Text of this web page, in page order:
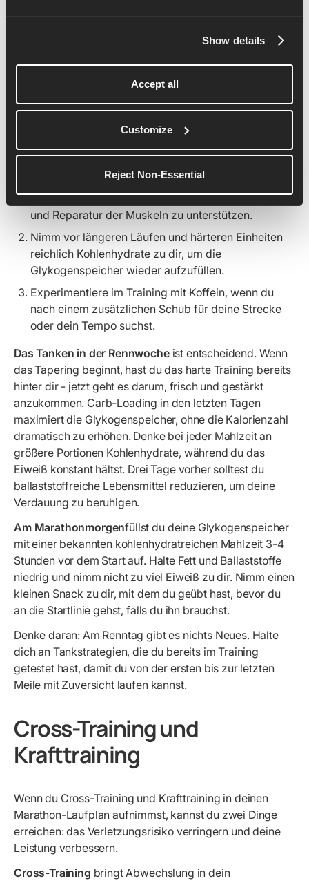
Show details
Accept all
Customize
Reject Non-Essential
Das Laufen ist nur ein Teil der Gleichung. Um einen
Marathon erfolgreich zu bestreiten, musst du dich auch
Energie versorgen, deine Erholung unterstützen und
jeden Tag gesunde Entscheidungen treffen.
Um die Leistung deines Marathons zu optimieren,
musst du Folgendes tun:
Halte deinen Proteingehalt hoch, um die Erholung
und Reparatur der Muskeln zu unterstützen.
Nimm vor längeren Läufen und härteren Einheiten
reichlich Kohlenhydrate zu dir, um die
Glykogenspeicher wieder aufzufüllen.
Experimentiere im Training mit Koffein, wenn du
nach einem zusätzlichen Schub für deine Strecke
oder dein Tempo suchst.
Das Tanken in der Rennwocheist entscheidend. Wenn
das Tapering beginnt, hast du das harte Training bereits
hinter dir - jetzt geht es darum, frisch und gestärkt
anzukommen. Carb-Loading in den letzten Tagen
maximiert die Glykogenspeicher, ohne die Kalorienzahl
dramatisch zu erhöhen. Denke bei jeder Mahlzeit an
größere Portionen Kohlenhydrate, während du das
Eiweiß konstant hältst. Drei Tage vorher solltest du
ballaststoffreiche Lebensmittel reduzieren, um deine
Verdauung zu beruhigen.
Am Marathonmorgenfüllst du deine Glykogenspeicher
mit einer bekannten kohlenhydratreichen Mahlzeit 3-4
Stunden vor dem Start auf. Halte Fett und Ballaststoffe
niedrig und nimm nicht zu viel Eiweiß zu dir. Nimm einen
kleinen Snack zu dir, mit dem du geübt hast, bevor du
an die Startlinie gehst, falls du ihn brauchst.
Denke daran: Am Renntag gibt es nichts Neues. Halte
dich an Tankstrategien, die du bereits im Training
getestet hast, damit du von der ersten bis zur letzten
Meile mit Zuversicht laufen kannst.
Cross-Training und
Krafttraining
Wenn du Cross-Training und Krafttraining in deinen
Marathon-Laufplan aufnimmst, kannst du zwei Dinge
erreichen: das Verletzungsrisiko verringern und deine
Leistung verbessern.
Cross-Training bringt Abwechslung in dein